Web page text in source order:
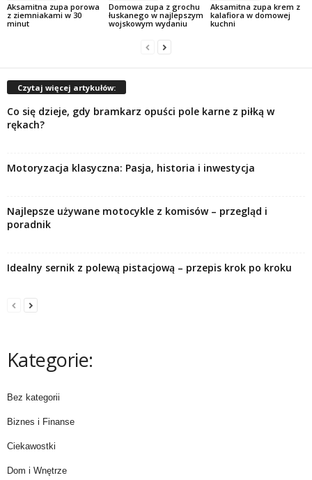
Aksamitna zupa porowa
z ziemniakami w 30
minut
Domowa zupa z grochu
łuskanego w najlepszym
wojskowym wydaniu
Aksamitna zupa krem z
kalafiora w domowej
kuchni
Czytaj więcej artykułów:
Co się dzieje, gdy bramkarz opuści pole karne z piłką w
rękach?
Motoryzacja klasyczna: Pasja, historia i inwestycja
Najlepsze używane motocykle z komisów – przegląd i
poradnik
Idealny sernik z polewą pistacjową – przepis krok po kroku
Kategorie:
Bez kategorii
Biznes i Finanse
Ciekawostki
Dom i Wnętrze